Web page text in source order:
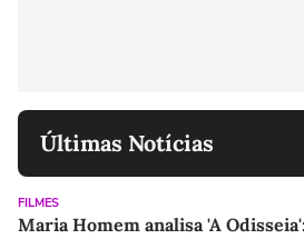
Últimas Notícias
FILMES
Maria Homem analisa 'A